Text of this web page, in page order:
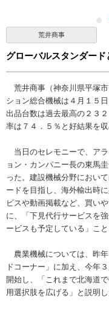
荒井商事
グローバルスタンダー
荒井商事（神奈川県平塚
ション総合機械は４月１５
出品台数は過去最高の２３
率は７４．５％と好結果を収
当日のセレモニーで、ア
ョン・カンパニー長の東馬
った。建設機械分野におい
ードを目指し、海外輸出時
ビスや動画掲載など、買い
に、「下見代行サービスを
ービスも予定している」こと
農業機械については、昨
ドコーナー」に加え、今年
開始し、「これまで北海道
用選択肢を広げる」と説明し